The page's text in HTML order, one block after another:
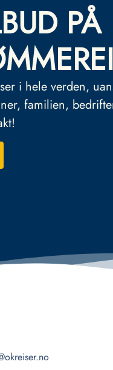
PÅ
i hele verden,
familien,